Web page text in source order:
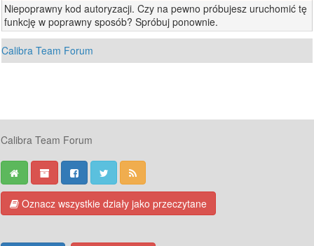
Niepoprawny kod autoryzacji. Czy na pewno próbujesz uruchomić tę
funkcję w poprawny sposób? Spróbuj ponownie.
Calibra Team Forum
Calibra Team Forum
Oznacz wszystkie działy jako przeczytane